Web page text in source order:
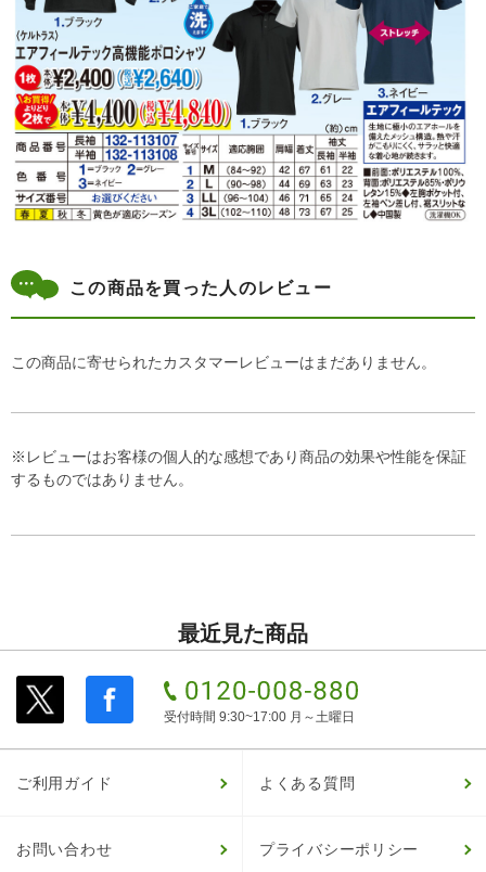
この商品を買った人のレビュー
この商品に寄せられたカスタマーレビューはまだありません。
※レビューはお客様の個人的な感想であり商品の効果や性能を保証
するものではありません。
最近見た商品
受付時間 9:30~17:00 月～土曜日
ご利用ガイド よくある質問
お問い合わせ プライバシーポリシー